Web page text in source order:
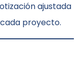
ajustada
proyecto.